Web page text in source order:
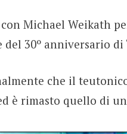
Michael Weikath
30º anniversario di
che il
è rimasto quello di